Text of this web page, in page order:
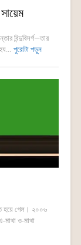
বিন্দুবিসর্গ—তার
পুরোটা পড়ুন
হয়ে গেল। ২০০৬
মাথা ও-মাথা